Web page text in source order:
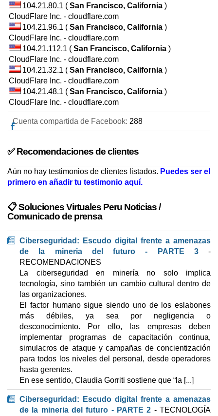
104.21.80.1 ( San Francisco, California )
CloudFlare Inc. - cloudflare.com
104.21.96.1 ( San Francisco, California )
CloudFlare Inc. - cloudflare.com
104.21.112.1 ( San Francisco, California )
CloudFlare Inc. - cloudflare.com
104.21.32.1 ( San Francisco, California )
CloudFlare Inc. - cloudflare.com
104.21.48.1 ( San Francisco, California )
CloudFlare Inc. - cloudflare.com
Cuenta compartida de Facebook: 288
✅ Recomendaciones de clientes
Aún no hay testimonios de clientes listados. Puedes ser el
primero en añadir tu testimonio aquí.
📋 Soluciones Virtuales Peru Noticias /
Comunicado de prensa
Ciberseguridad: Escudo digital frente a amenazas
de la mineria del futuro - PARTE 3-
RECOMENDACIONES
La ciberseguridad en minería no solo implica
tecnología, sino también un cambio cultural dentro de
las organizaciones.
El factor humano sigue siendo uno de los eslabones
más débiles, ya sea por negligencia o
desconocimiento. Por ello, las empresas deben
implementar programas de capacitación continua,
simulacros de ataque y campañas de concientización
para todos los niveles del personal, desde operadores
hasta gerentes.
En ese sentido, Claudia Gorriti sostiene que “la [...]
Ciberseguridad: Escudo digital frente a amenazas
de la mineria del futuro - PARTE 2 - TECNOLOGÍA